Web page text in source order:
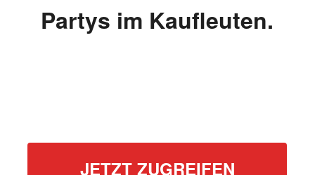
Partys im Kaufleuten.
JETZT ZUGREIFEN